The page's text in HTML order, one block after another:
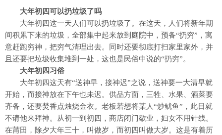
大年初四可以扔垃圾了吗
大年初四这一天人们可以扔垃圾了。在这天，人们将新年期
间积累下来的垃圾，全部集中起来放到庭院中，预备“扔穷”，寓
意赶跑穷神，把穷气清理出去。同时还要彻底打扫家里家外，并
且还要把垃圾收集堆到一处，这也是民俗中说的“扔穷”。
大年初四习俗
大年初四这天有“送神早，接神迟”之说，送神要一大清早就
开始，而接神放在下午也未迟。供品方面，三牲、水果、酒菜要
齐备，还要焚香点烛烧金衣。老板若想将某人“炒鱿鱼”，此日就
不请他来拜神。从初一到初四，商店闭门歇业，妇女不用针线。
在莆田，除夕大年三十，叫做岁，而初四叫做大岁。这是有着历